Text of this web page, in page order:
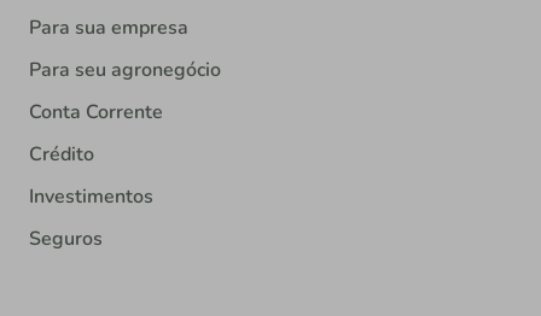
Para sua empresa
Para seu agronegócio
Conta Corrente
Crédito
Investimentos
Seguros